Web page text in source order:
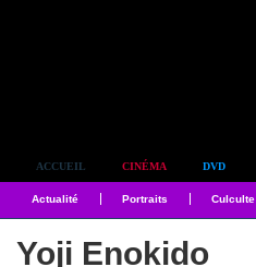
ACCUEIL CINÉMA DVD
Actualité Portraits Culculte
Yoji Enokido